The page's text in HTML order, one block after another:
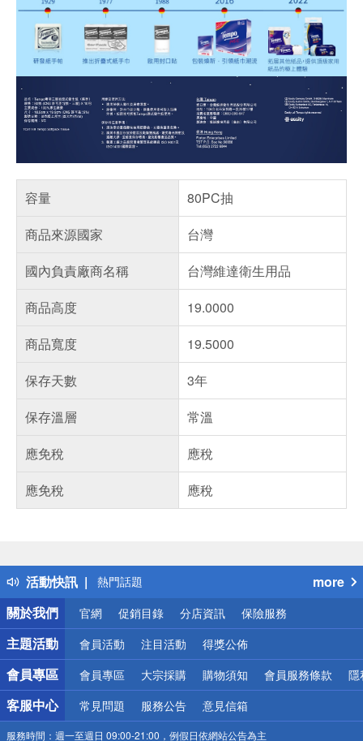
容量
80PC抽
商品來源國家
台灣
國內負責廠商名稱
台灣維達衛生用品
商品高度
19.0000
商品寬度
19.5000
保存天數
3年
保存溫層
常溫
應免稅
應稅
應免稅
應稅
活動快訊
得獎公告
熱門話題
銀行優惠
偏遠地區配送
詐騙網頁！請小心！
more
關於我們
官網 促銷目錄 分店資訊 保險服務
主題活動 會員活動 注目活動 得獎公佈
會員專區 會員專區 大宗採購 購物須知 會員服務條款 隱
客服中心 常見問題 服務公告 意見信箱
服務時間： 週一至週日 09:00-21:00，例假日依網站公告為主